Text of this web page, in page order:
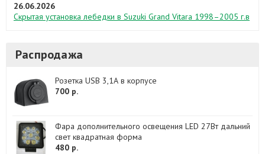
26.06.2026
Скрытая установка лебедки в Suzuki Grand Vitara 1998–2005 г.в
Распродажа
Розетка USB 3,1А в корпусе
700 р.
Фара дополнительного освещения LED 27Вт дальний
свет квадратная форма
480 р.